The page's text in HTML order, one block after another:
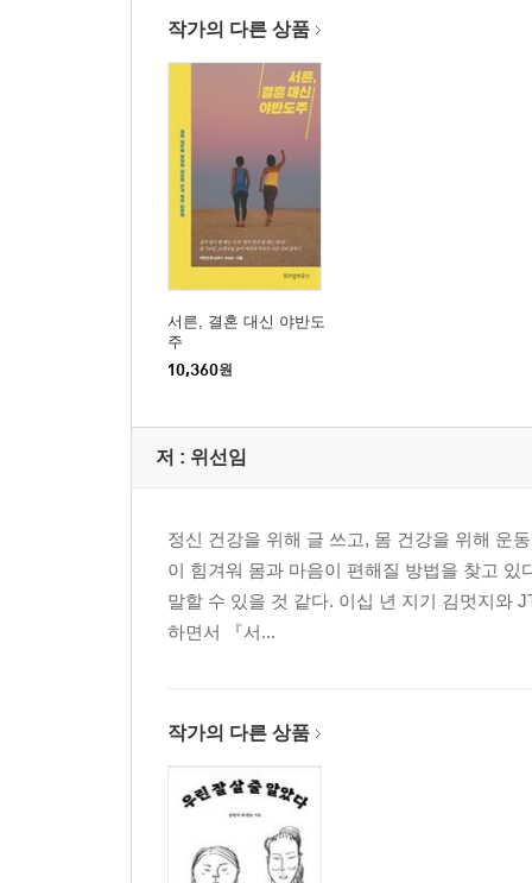
떡볶이 원정대 (멘도사, 아르헨티나)
위스키 온 더 록 (엘칼라파테, 아르헨티나)
밤마실 (부에노스아이레스, 아르헨티나)
나쁜 남자 (푸에르토이구아수, 아르헨티나)
보니투, 보니투! (보니투, 브라질)
딸기밭의 눈물 (카불처, 호주)
내게는 별로였던 그곳 (시엠레아프, 캄보디아)
도로 위의 결박 (꼬따오, 태국)
이거 다 마시면, 나랑 사귀는 거다! (꼬따오, 태국)
선풍기와 바퀴벌레 2 (빠이, 태국)
이상한 쇼핑 (빠이, 태국)
어느 완벽한 하루 1 (방비엥, 라오스)
어느 완벽한 하루 2 (방비엥, 라오스)
그리움을 그리다 (쿠네네, 나미비아)
할까 말까 (스바코프문트, 나미비아)
분홍 옷을 입은 소녀 (루사카, 잠비아)
111미터 (빅토리아폴스, 짐바브웨)
긴 밤 (투르툭, 인도)
비긴 어게인 (레, 인도)
귀국 3일 전 1 (뉴델리, 인도)
귀국 3일 전 2 (뉴델리, 인도)
작가의 다른 상품
서른, 결혼 대신 야반도
주
10,360원
저 : 위선임
정신 건강을 위해 글 쓰고, 몸 건강을 위해 운
이 힘겨워 몸과 마음이 편해질 방법을 찾고
말할 수 있을 것 같다. 이십 년 지기 김멋지와
하면서 『서...
작가의 다른 상품